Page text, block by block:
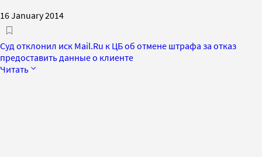
16 January 2014
Суд отклонил иск Mail.Ru к ЦБ об отмене штрафа за отказ
предоставить данные о клиенте
Читать